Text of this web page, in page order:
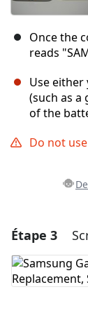
Once the
reads
Use either
(such as
of the
Do not
Ajouter
Étape 3